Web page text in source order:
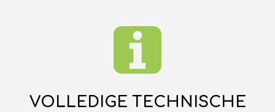
VOLLEDIGE TECHNISCHE